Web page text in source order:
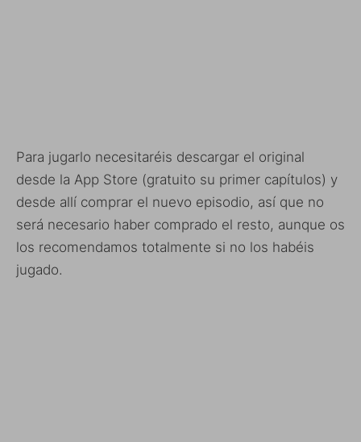
Para jugarlo necesitaréis descargar el original
desde la App Store (gratuito su primer capítulos) y
desde allí comprar el nuevo episodio, así que no
será necesario haber comprado el resto, aunque os
los recomendamos totalmente si no los habéis
jugado.